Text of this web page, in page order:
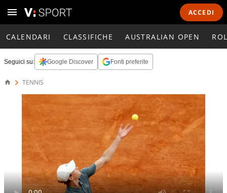
ACCEDI
CALENDARI CLASSIFICHE AUSTRALIAN OPEN
Seguici su: Google Discover Fonti preferite
TENNIS